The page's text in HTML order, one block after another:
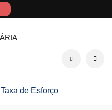
Search social
Posts
Taxa de Esforço